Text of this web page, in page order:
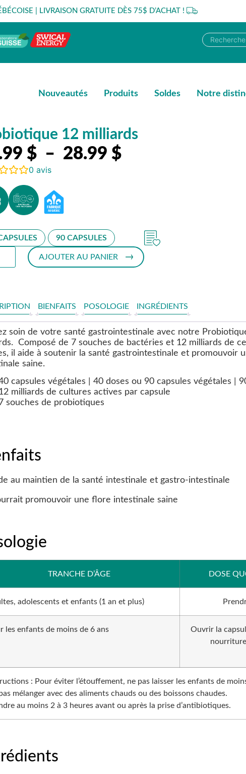
| LIVRAISON GRATUITE DÈS 75$ D’ACHAT !
Nouveautés Produits Soldes Notre
12 milliards
$ – 28.99 $
0 avis
90 CAPSULES
AJOUTER AU PANIER
BIENFAITS POSOLOGIE INGRÉDIENTS
soin de votre santé gastrointestinale avec notre
Composé de 7 souches de bactéries et 12 milliards de
il aide à soutenir la santé gastrointestinale et promouvoir
saine.
capsules végétales | 40 doses ou 90 capsules végétales |
milliards de cultures actives par capsule
souches de probiotiques
au maintien de la santé intestinale et gastro-intestinale
promouvoir une flore intestinale saine
TRANCHE D’ÂGE DOSE
adolescents et enfants (1 an et plus)
les enfants de moins de 6 ans
Ouvrir la
: Pour éviter l’étouffement, ne pas laisser les enfants de
mélanger avec des aliments chauds ou des boissons chaudes.
au moins 2 à 3 heures avant ou après la prise d’antibiotiques.